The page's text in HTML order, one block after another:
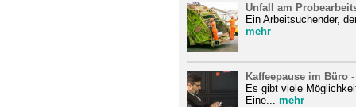
Unfall am
Ein Arbeitsuchender,
mehr
Kaffeepause im Büro
Es gibt viele
Eine... mehr